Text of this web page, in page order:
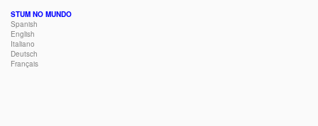
STUM NO MUNDO
Spanish
English
Italiano
Deutsch
Français